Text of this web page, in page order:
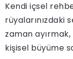
Kendi içsel
rüyalarınızdaki
zaman
kişisel büyüme